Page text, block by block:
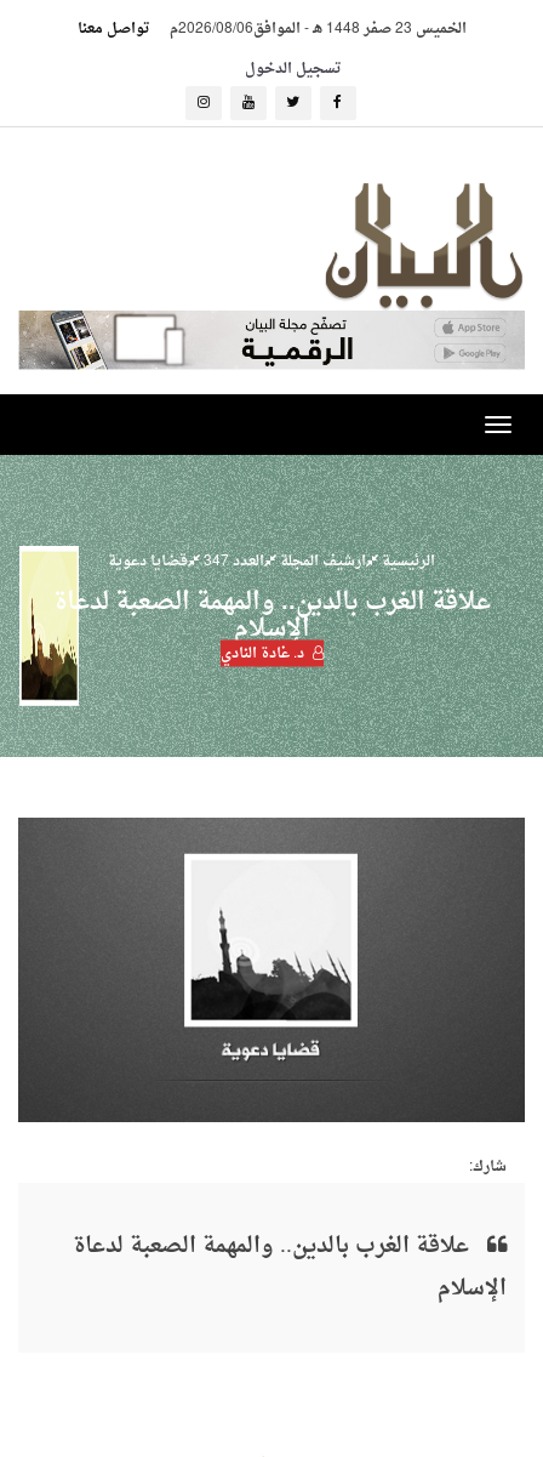
الخميس 23 صفر 1448 هـ -الموافق2026/08/06م
تواصل معنا
تسجيل الدخول
Toggle
navigation
الرئيسية ارشيف المجلة العدد 347 قضايا دعوية
علاقة الغرب بالدين.. والمهمة الصعبة لدعاة
الإسلام
د. غادة النادي
شارك:
علاقة الغرب بالدين.. والمهمة الصعبة لدعاة
الإسلام